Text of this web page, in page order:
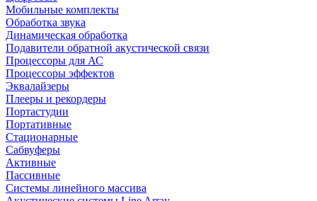
Мобильные комплекты
Обработка звука
Динамическая обработка
Подавители обратной акустической связи
Процессоры для АС
Процессоры эффектов
Эквалайзеры
Плееры и рекордеры
Портастудии
Портативные
Стационарные
Сабвуферы
Активные
Пассивные
Системы линейного массива